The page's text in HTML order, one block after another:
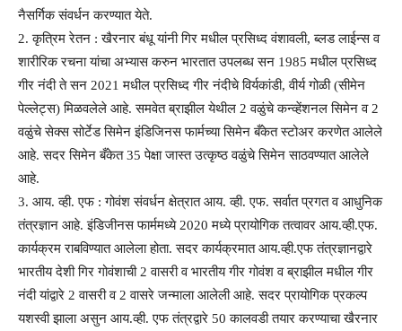
नैसर्गिक संवर्धन करण्यात येते.
2. कृत्रिम रेतन : खैरनार बंधू यांनी गिर मधील प्रसिध्द वंशावली, ब्लड लाईन्स व
शारीरिक रचना यांचा अभ्यास करुन भारतात उपलब्ध सन 1985 मधील प्रसिध्द
गीर नंदी ते सन 2021 मधील प्रसिध्द गीर नंदीचे विर्यकांडी, वीर्य गोळी (सीमेन
पेल्लेट्स) मिळवलेले आहे. समवेत ब्राझील येथील 2 वळुंचे कन्व्हेंशनल सिमेन व 2
वळुंचे सेक्स सोर्टेड सिमेन इंडिजिनस फार्मच्या सिमेन बँकेत स्टोअर करणेत आलेले
आहे. सदर सिमेन बँकेत 35 पेक्षा जास्त उत्कृष्ठ वळुंचे सिमेन साठवण्यात आलेले
आहे.
3. आय. व्ही. एफ : गोवंश संवर्धन क्षेत्रात आय. व्ही. एफ. सर्वात प्रगत व आधुनिक
तंत्रज्ञान आहे. इंडिजीनस फार्ममध्ये 2020 मध्ये प्रायोगिक तत्वावर आय.व्ही.एफ.
कार्यक्रम राबविण्यात आलेला होता. सदर कार्यक्रमात आय.व्ही.एफ तंत्रज्ञानद्वारे
भारतीय देशी गिर गोवंशाची 2 वासरी व भारतीय गीर गोवंश व ब्राझील मधील गीर
नंदी यांद्वारे 2 वासरी व 2 वासरे जन्माला आलेली आहे. सदर प्रायोगिक प्रकल्प
यशस्वी झाला असुन आय.व्ही. एफ तंत्रद्वारे 50 कालवडी तयार करण्याचा खैरनार